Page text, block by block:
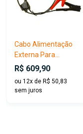
Cabo Alimentação
Externa Para...
R$ 609,90
ou 12x de R$ 50,83
sem juros